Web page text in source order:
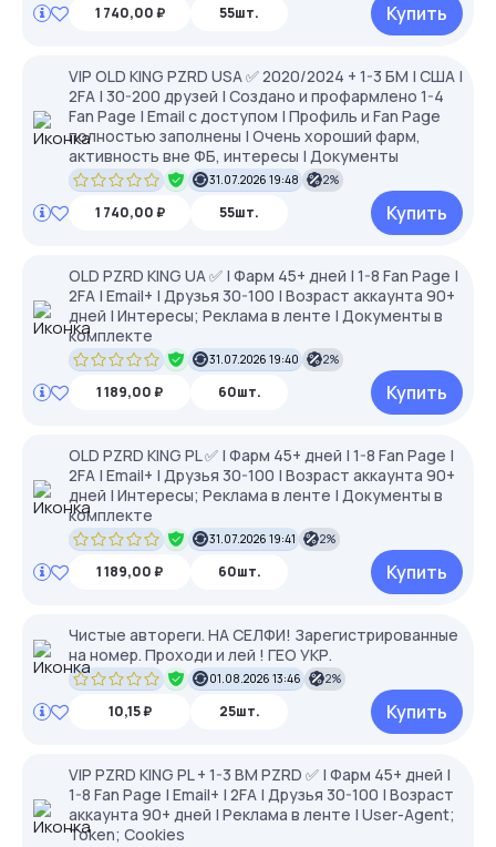
1 740,00 ₽ 55шт. Купить
VIP OLD KING PZRD USA ✅ 2020/2024 + 1-3 БМ | США |
2FA | 30-200 друзей | Создано и профармлено 1-4
Fan Page | Email с доступом | Профиль и Fan Page
полностью заполнены | Очень хороший фарм,
активность вне ФБ, интересы | Документы
31.07.2026 19:48 2%
1 740,00 ₽ 55шт. Купить
OLD PZRD KING UA ✅ | Фарм 45+ дней | 1-8 Fan Page |
2FA | Email+ | Друзья 30-100 | Возраст аккаунта 90+
дней | Интересы; Реклама в ленте | Документы в
комплекте
31.07.2026 19:40 2%
1 189,00 ₽ 60шт. Купить
OLD PZRD KING PL ✅ | Фарм 45+ дней | 1-8 Fan Page |
2FA | Email+ | Друзья 30-100 | Возраст аккаунта 90+
дней | Интересы; Реклама в ленте | Документы в
комплекте
31.07.2026 19:41 2%
1 189,00 ₽ 60шт. Купить
Чистые автореги. НА СЕЛФИ! Зарегистрированные
на номер. Проходи и лей ! ГЕО УКР.
01.08.2026 13:46 2%
10,15 ₽ 25шт. Купить
VIP PZRD KING PL + 1-3 BM PZRD ✅ | Фарм 45+ дней |
1-8 Fan Page | Email+ | 2FA | Друзья 30-100 | Возраст
аккаунта 90+ дней | Реклама в ленте | User-Agent;
Token; Cookies